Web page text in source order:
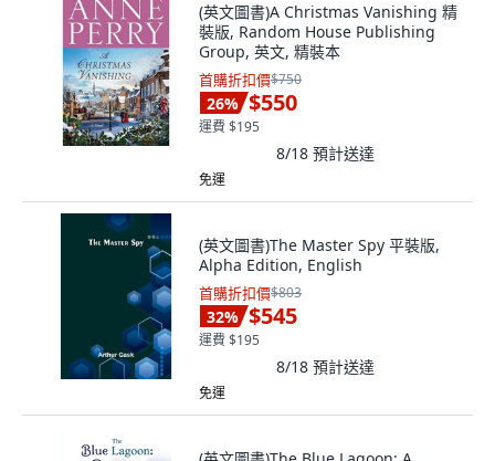
(英文圖書)A Christmas Vanishing 精
裝版, Random House Publishing
Group, 英文, 精裝本
首購折扣價$750
26% $550
運費 $195
8/18 預計送達
免運
(英文圖書)The Master Spy 平裝版,
Alpha Edition, English
首購折扣價$803
32% $545
運費 $195
8/18 預計送達
免運